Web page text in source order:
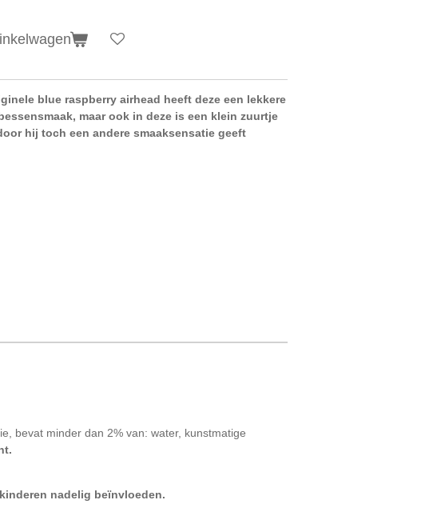
blue raspberry airhead heeft deze een lekkere
maar ook in deze is een klein zuurtje
hij toch een andere smaaksensatie geeft
bevat minder dan 2% van: water, kunstmatige
nadelig beïnvloeden.